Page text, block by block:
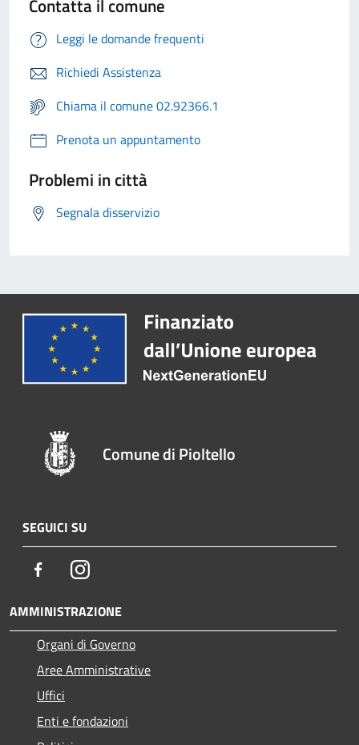
Contatta il comune
Leggi le domande frequenti
Richiedi Assistenza
Chiama il comune 02.92366.1
Prenota un appuntamento
Problemi in città
Segnala disservizio
Comune di Pioltello
SEGUICI SU
FacebookInstagram
AMMINISTRAZIONE
Organi di Governo
Aree Amministrative
Uffici
Enti e fondazioni